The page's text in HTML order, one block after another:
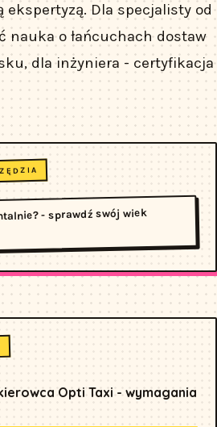
ekspertyzą. Dla specjalisty od
nauka o łańcuchach dostaw
dla inżyniera - certyfikacja
- sprawdź swój wiek
Opti Taxi - wymagania